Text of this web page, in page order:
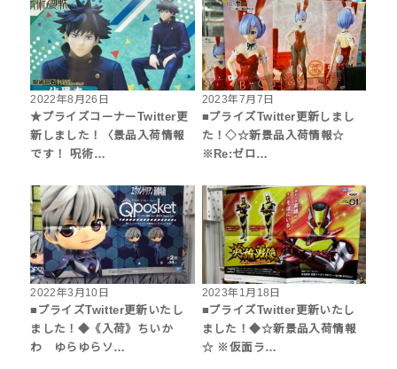
2022年8月26日
★プライズコーナーTwitter更
新しました！〈景品入荷情報
です！ 呪術…
2023年7月7日
■プライズTwitter更新しまし
た！◇☆新景品入荷情報☆
※Re:ゼロ…
2022年3月10日
■プライズTwitter更新いたし
ました！◆《入荷》ちいか
わ ゆらゆらソ…
2023年1月18日
■プライズTwitter更新いたし
ました！◆☆新景品入荷情報
☆ ※仮面ラ…